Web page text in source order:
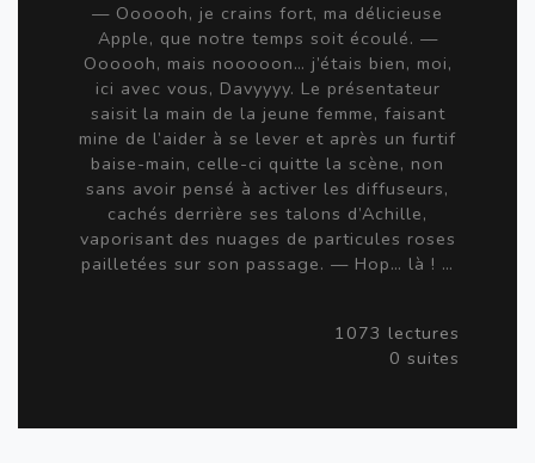
— Oooooh, je crains fort, ma délicieuse
Apple, que notre temps soit écoulé. —
Oooooh, mais nooooon… j’étais bien, moi,
ici avec vous, Davyyyy. Le présentateur
saisit la main de la jeune femme, faisant
mine de l’aider à se lever et après un furtif
baise-main, celle-ci quitte la scène, non
sans avoir pensé à activer les diffuseurs,
cachés derrière ses talons d’Achille,
vaporisant des nuages de particules roses
pailletées sur son passage. — Hop… là ! …
1073 lectures
0 suites